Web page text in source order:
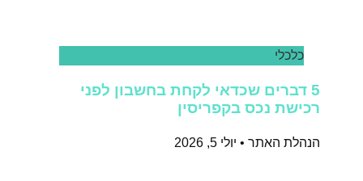
כלכלי
5 דברים שכדאי לקחת בחשבון לפני
רכישת נכס בקפריסין
הנהלת האתר יולי 5, 2026